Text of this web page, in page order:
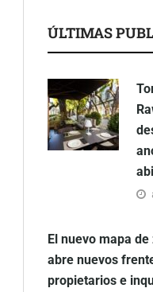
ÚLTIMAS
El nuevo mapa
abre nuevos
propietarios e